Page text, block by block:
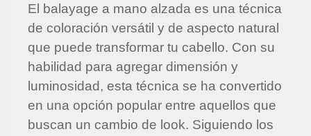
El balayage a mano alzada es una técnica
de coloración versátil y de aspecto natural
que puede transformar tu cabello. Con su
habilidad para agregar dimensión y
luminosidad, esta técnica se ha convertido
en una opción popular entre aquellos que
buscan un cambio de look. Siguiendo los